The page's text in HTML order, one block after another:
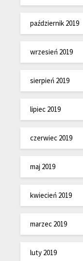
październik 2019
wrzesień 2019
sierpień 2019
lipiec 2019
czerwiec 2019
maj 2019
kwiecień 2019
marzec 2019
luty 2019